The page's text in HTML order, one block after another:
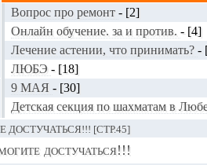
Вопрос про ремонт - [2]
Онлайн обучение. за и против. - [4]
Лечение астении, что принимать? -
ЛЮБЭ - [18]
9 МАЯ - [30]
Детская секция по шахматам в
[СТР.45]
достучаться!!!